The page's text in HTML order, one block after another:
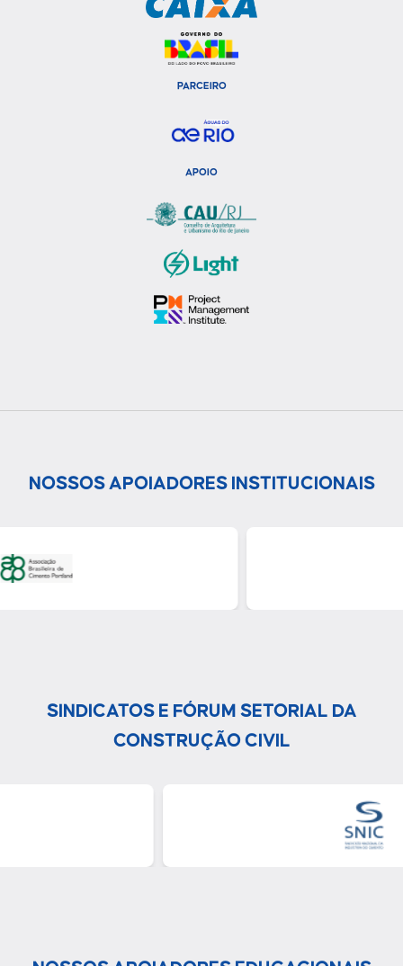
PARCEIRO
APOIO
NOSSOS APOIADORES INSTITUCIONAIS
SINDICATOS E FÓRUM SETORIAL DA
CONSTRUÇÃO CIVIL